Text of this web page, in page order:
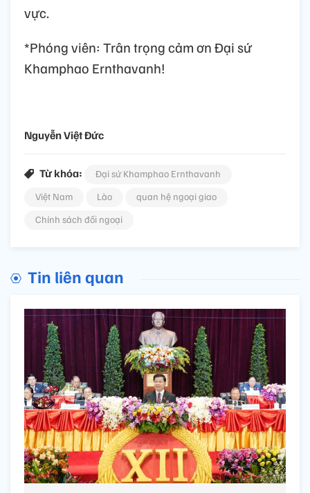
vực.
*Phóng viên: Trân trọng cảm ơn Đại sứ
Khamphao Ernthavanh!
Nguyễn Việt Đức
Từ khóa:
Đại sứ Khamphao Ernthavanh
Việt Nam
Lào
quan hệ ngoại giao
Chính sách đối ngoại
Tin liên quan